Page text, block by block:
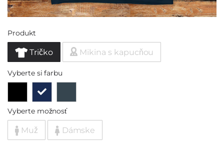
Produkt
Tričko Mikina s kapucňou
Vyberte si farbu
Vyberte možnosť
Muž Dámske